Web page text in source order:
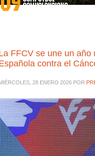
FFCV se une un año
contra el
28 ENERO 2026 POR